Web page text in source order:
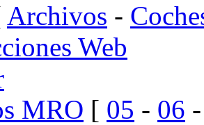
Archivos -
Web
MRO [ 05 - 06